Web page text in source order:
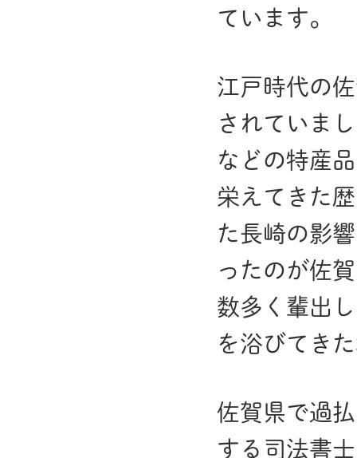
ています。
江戸時代の
されていま
などの特産
栄えてきた
た長崎の影
ったのが佐
数多く輩出
を浴びてき
佐賀県で過
する司法書